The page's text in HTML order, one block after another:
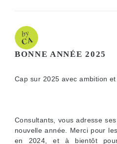
BONNE ANNÉE 2025
Cap sur 2025 avec
Toute
Consultants, vous adresse
nouvelle année. Merci pour
en 2024, et à bientôt